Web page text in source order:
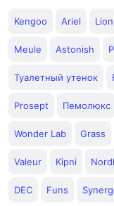
Kengoo Ariel Lion
Meule Astonish
Туалетный утенок
Prosept Пемолюкс
Wonder Lab Grass
Valeur Kipni
DEC Funs